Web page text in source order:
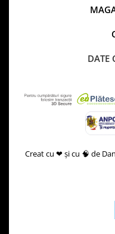
DATE
Creat cu ❤ și cu 🧠 de